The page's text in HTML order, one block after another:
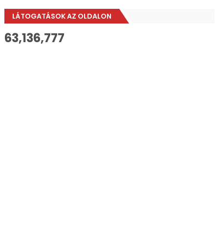
LÁTOGATÁSOK AZ OLDALON
63,136,777